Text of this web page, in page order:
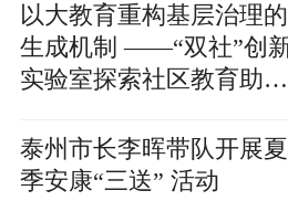
以大教育重构基层治理的
生成机制 ——“双社”创新
实验室探索社区教育助推
泰州市长李晖带队开展夏
季安康“三送” 活动